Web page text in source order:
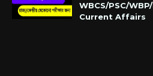
WBCS/PSC/
Current Affairs